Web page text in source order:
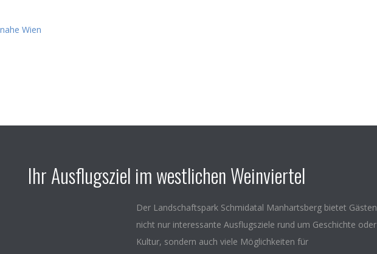
Ihr Ausflugsziel im westlichen Weinviertel
Der Landschaftspark Schmidatal Manhartsberg bietet Gästen
nicht nur interessante Ausflugsziele rund um Geschichte oder
Kultur, sondern auch viele Möglichkeiten für